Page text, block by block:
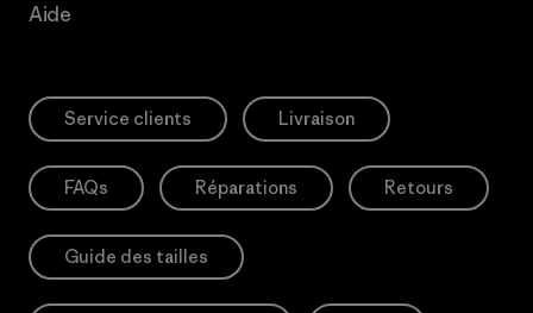
Aide
Service clients Livraison
FAQs Réparations Retours
Guide des tailles